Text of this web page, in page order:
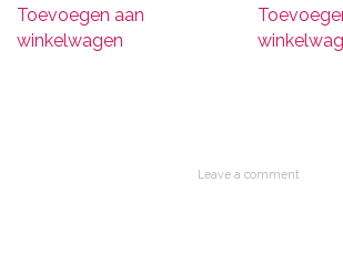
Toevoegen aan
winkelwagen
Leave a comment